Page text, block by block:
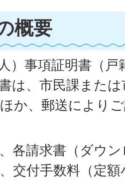
概要
）事項証明書（
は、市民課また
か、郵送により
各請求書（ダウ
交付手数料（定